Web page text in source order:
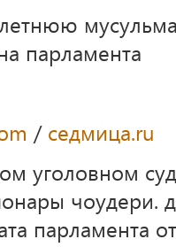
парламента
/ седмица.ru
уголовном
чоудери.
парламента